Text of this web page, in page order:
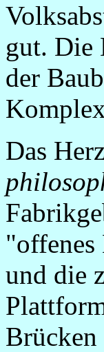
gut. Die
der
Das
und die
Brücken